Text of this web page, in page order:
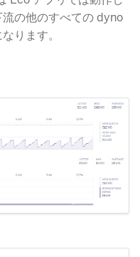
の他のすべての dyno
ります。